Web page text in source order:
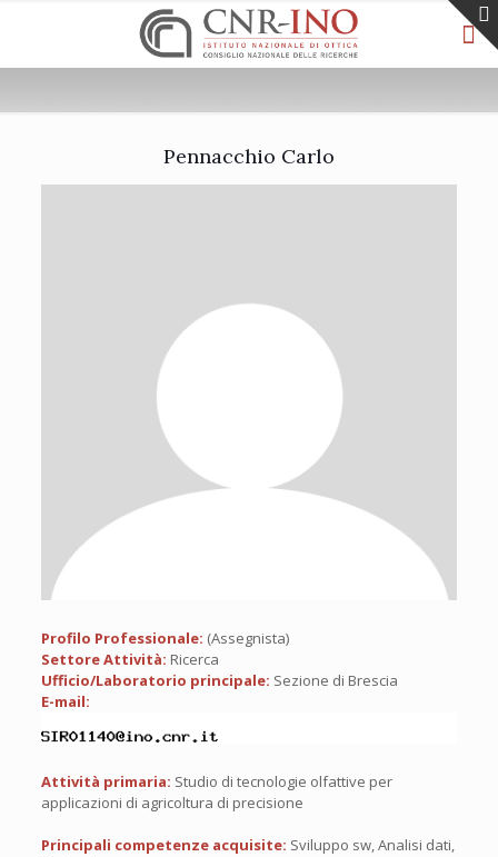
Pennacchio Carlo
Profilo Professionale: (Assegnista)
Settore Attività: Ricerca
Ufficio/Laboratorio principale: Sezione di Brescia
E-mail:
Attività primaria: Studio di tecnologie olfattive per
applicazioni di agricoltura di precisione
Principali competenze acquisite: Sviluppo sw, Analisi dati,